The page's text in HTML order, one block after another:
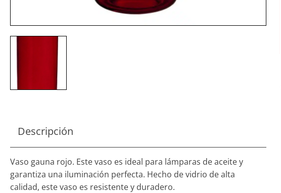
Descripción
Vaso gauna rojo. Este vaso es ideal para lámparas de aceite y
garantiza una iluminación perfecta. Hecho de vidrio de alta
calidad, este vaso es resistente y duradero.